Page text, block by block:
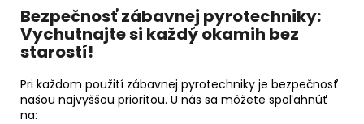
Bezpečnosť zábavnej pyrotechniky:
Vychutnajte si každý okamih bez
starostí!
Pri každom použití zábavnej pyrotechniky je bezpečnosť
našou najvyššou prioritou. U nás sa môžete spoľahnúť
na: